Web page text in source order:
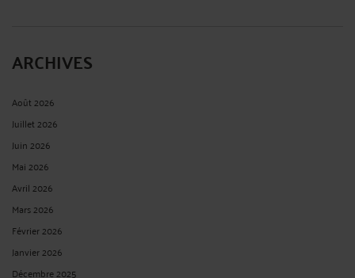
ARCHIVES
Août 2026
Juillet 2026
Juin 2026
Mai 2026
Avril 2026
Mars 2026
Février 2026
Janvier 2026
Décembre 2025